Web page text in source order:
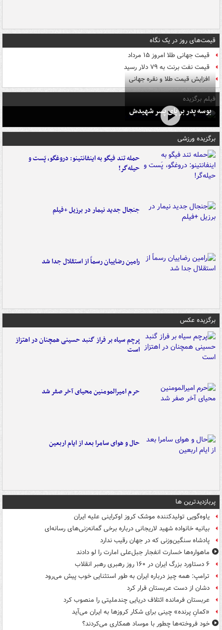
قیمت‌های روز در یک نگاه
قیمت جهانی طلا امروز ۱۵ مرداد
قیمت نفت برنت به ۷۹ دلار رسید
افزایش قیمت طلا و نقره جهانی
فیلم برگزیده
بوسه‌ پدر بر پای پسر شهیدش
برگزیده ورزشی
حمله تند فیگو به اینفانتینو: دروغگو، پَست‌ و
حیله‌گر!
جنجال جدید نیمار در برزیل +فیلم
رامین رضاییان رسماً از استقلال جدا شد
برگزیده عکس
پرچم سیاه بر فراز گنبد حسینی همچنان در اهتزاز
است
حرم امیرالمومنین محیای آخر صفر شد
حال و هوای سامرا بعد از ایام اربعین
پربازدیدترین ها
یاوه‌گویی تولیدکننده موشک کروز اوکراینی علیه ایران
بیانیه خانواده شهید لاریجانی درباره برخی گمانه‌زنی‌های رسانه‌ای
پادشاه سنگین‌وزنی که در جهان رقیب ندارد
ماهواره‌ها خسارت انفجار جبل‌علی امارت را لو دادند
۶ دستاورد بزرگ ایران در ۱۶۰ روز رهبری رهبر انقلاب
ترامپ: همه چیز درباره ایران به طور استثنایی خوب پیش می‌رود
دشان از دست عربستان فرار کرد
عربستان فرمانده ائتلاف دریایی چندملیتی را منصوب کرد
«کمانِ پرنده» چینی برای شکار کروزها به ایران می‌آید
خود فروخته‌ها چطور با موساد همکاری می‌کردند؟